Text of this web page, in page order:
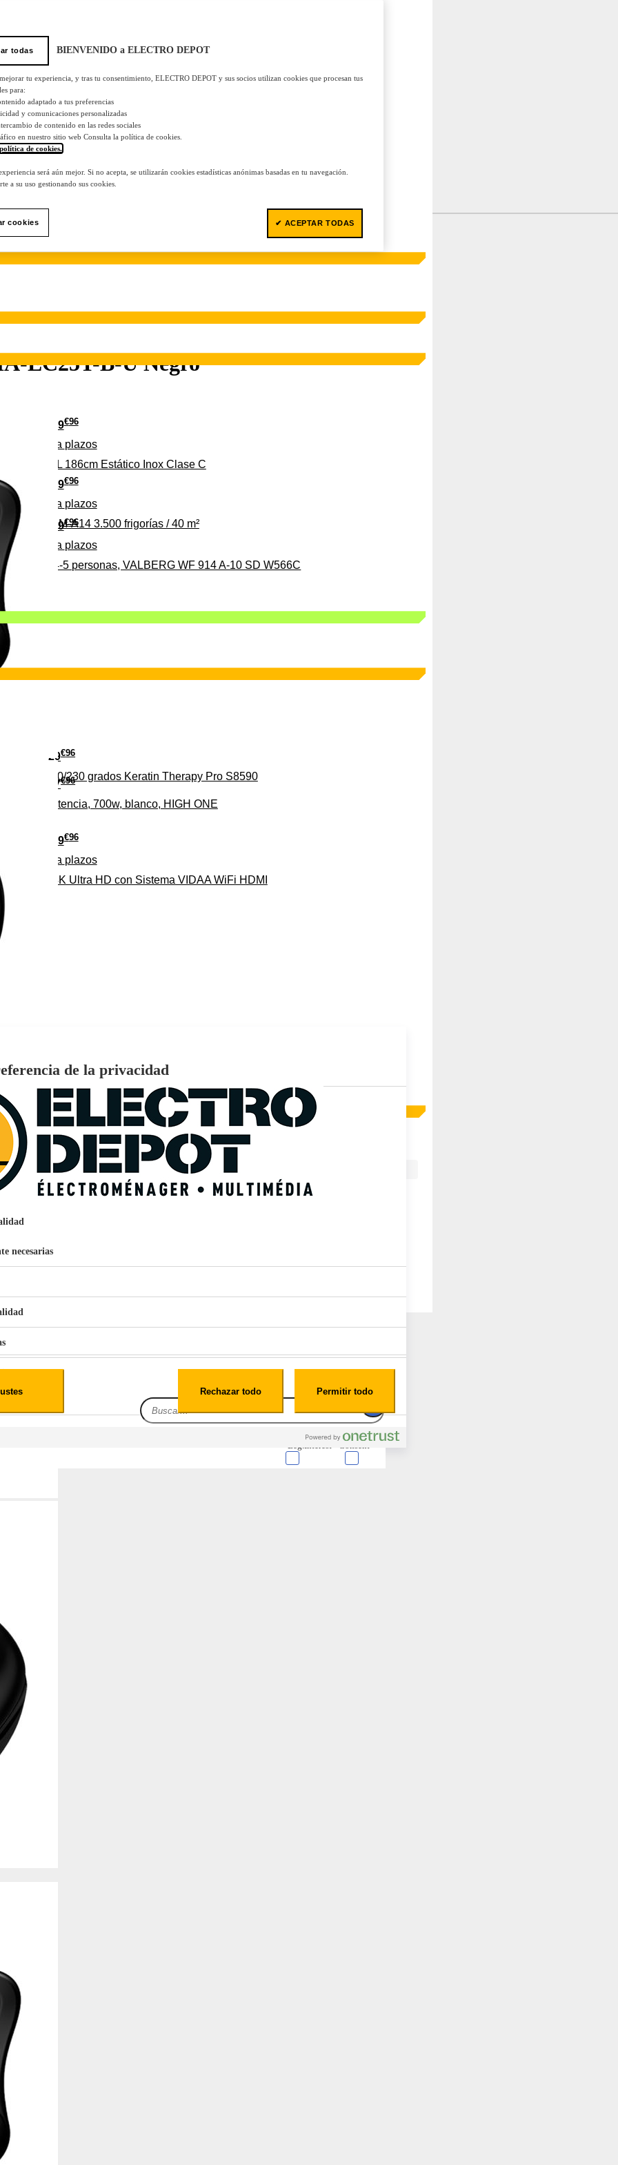
279€96
Pago a plazos
para 4-5 personas, VALBERG WF 914 A-10 SD W566C
349€96
Pago a plazos
315 C 315L 186cm Estático Inox Clase C
37€96
de potencia, 700w, blanco, HIGH ONE
369€96
Pago a plazos
CLIM-A14 3.500 frigorías / 40 m²
1,1L Limpia Sofás Alfombras Coche SP3
29€96
160/230 grados Keratin Therapy Pro S8590
279€96
Pago a plazos
EL 4K Ultra HD con Sistema VIDAA WiFi HDMI
159€ 96
Pago aplazos
EcoTank EPSON ET-2861
EC25T-B-U Negro
todas BIENVENIDO a ELECTRO DEPOT
tu experiencia, y tras tu consentimiento, ELECTRO DEPOT y sus socios utilizan cookies que procesan tus
para:
adaptado a tus preferencias
y comunicaciones personalizadas
de contenido en las redes sociales
en nuestro sitio web Consulta la política de cookies.
de cookies.
será aún mejor. Si no acepta, se utilizarán cookies estadísticas anónimas basadas en tu navegación.
a su uso gestionando sus cookies.
cookies ✔ ACEPTAR TODAS
de la privacidad
necesarias
Debido a que respetamos tu derecho a la privacidad, te damos la opción de no permitir ciertos
clic en las diferentes categorías de cookies para obtener más detalles sobre cada una de ellas, y así elegir
en tu navegador. Sin embargo, si bloqueas ciertos tipos de cookies, tu experiencia de navegación y
ofrecerte pueden verse afectados. Más información
necesarias
para que el sitio web funcione y no se pueden desactivar en nuestros sistemas. Por ejemplo, estas
necesarias te permitirán acceder a tu área de cliente, mantener activa tu sesión mientras navegas o
de compras. También nos permitirán detectar cualquier problema técnico que pueda afectar la
y / o la navegación en el Sitio. Puedes configurar tu navegador para bloquear o ser notificado de la
pero algunas partes del sitio web pueden verse afectadas. Estas cookies no almacenan ninguna
personal.
servicios hemos agregado a nuestras páginas. Si no permite estas cookies algunos de nuestros servicios
pueden establecer estas cookies en nuestro sitio web. Estas empresas pueden utilizarlas para
intereses y proporcionarte publicidad relevante en otros sitios web. Si no permite estas cookies, tu
dirigida.
Consent
Leg.Interest
Rechazar todo Permitir todo